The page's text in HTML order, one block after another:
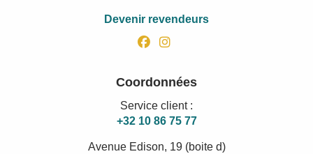
Devenir revendeurs
facebookinstagram
Coordonnées
Service client :
+32 10 86 75 77
Avenue Edison, 19 (boite d)